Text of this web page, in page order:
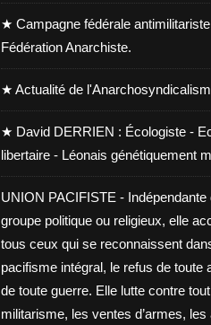
★ Campagne fédérale
Fédération Anarchiste.
★ Actualité de
★ David DERRIEN : Écologiste -
libertaire - Léonais génétiquement
UNION PACIFISTE - Indépendante
groupe politique ou religieux, elle
tous ceux qui se reconnaissent
pacifisme intégral, le refus de toute
de toute guerre. Elle lutte contre tout
militarisme, les ventes d’armes, les